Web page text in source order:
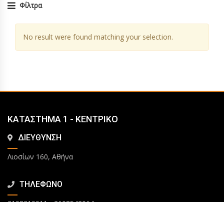
Φίλτρα
No result were found matching your selection.
ΚΑΤΑΣΤΗΜΑ 1 - ΚΕΝΤΡΙΚΟ
ΔΙΕΥΘΥΝΣΗ
Λιοσίων 160, Αθήνα
ΤΗΛΕΦΩΝΟ